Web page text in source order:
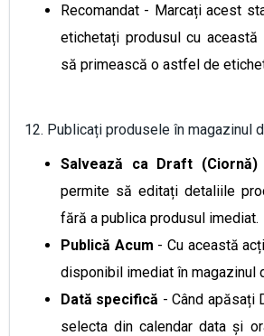
Recomandat - Marcați acest
etichetați produsul cu
să primească o astfel de
12. Publicați produsele în magazinul
Salvează ca Draft (Ciornă)
permite să editați detaliile
fără a publica produsul imediat.
Publică Acum - Cu această
disponibil imediat în magazinul
Dată specifică - Când apăsați
selecta din calendar data și